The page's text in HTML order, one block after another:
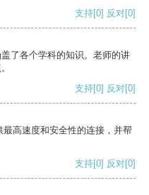
支持[0] 反对[0]
了各个学科的知识。老师的讲
支持[0] 反对[0]
高速度和安全性的连接，并帮
支持[0] 反对[0]